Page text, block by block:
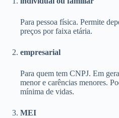
Para pessoa física. Permite
preços por faixa etária.
empresarial
Para quem tem CNPJ. Em
menor e carências menores.
mínima de vidas.
MEI